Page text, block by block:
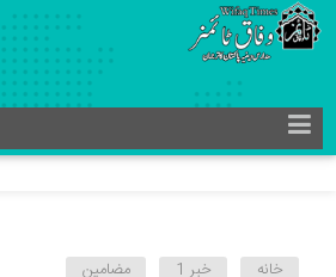
خانه خبر 1 مضامین